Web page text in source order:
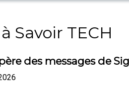
Savoir TECH
des messages de